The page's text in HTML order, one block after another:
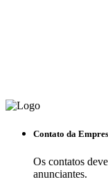
Contato da
Os contatos
anunciantes.